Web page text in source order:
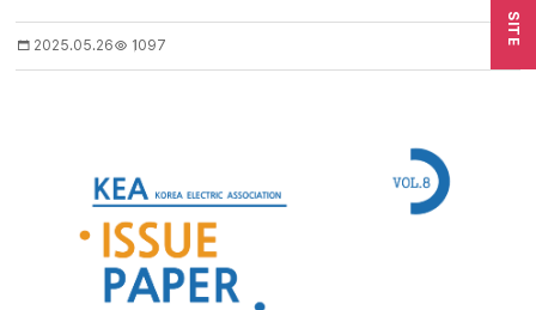
SITE
2025.05.26 1097